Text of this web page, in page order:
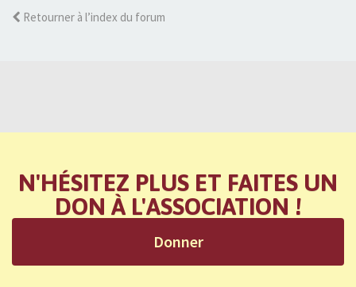
Retourner à l’index du forum
N'HÉSITEZ PLUS ET FAITES UN
DON À L'ASSOCIATION !
Donner